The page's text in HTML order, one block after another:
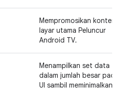
Mempromosikan konten
layar utama Peluncur
Android TV.
Menampilkan set data
dalam jumlah besar pada
UI sambil meminimalkan